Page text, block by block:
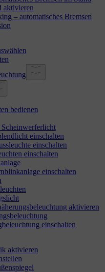
aktivieren
– automatisches Bremsen
bedienen
einschalten
einschalten
einschalten
einschalten
aktivieren
einschalten
aktivieren